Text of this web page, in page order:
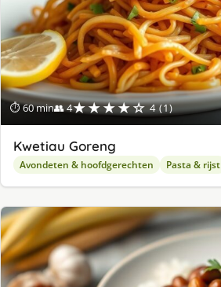
⏱ 60 min👥 4★★★★☆ 4 (1)
Kwetiau Goreng
Avondeten & hoofdgerechten Pasta & rijst